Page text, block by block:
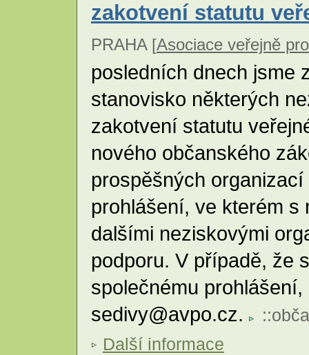
zakotvení statutu
PRAHA [Asociace veřejně
posledních dnech jsme
stanovisko některých
zakotvení statutu
nového občanského
prospěšných
prohlášení, ve kterém s
dalšími neziskovými
podporu. V případě, že
společnému
sedivy@avpo.cz.
::
Další informace